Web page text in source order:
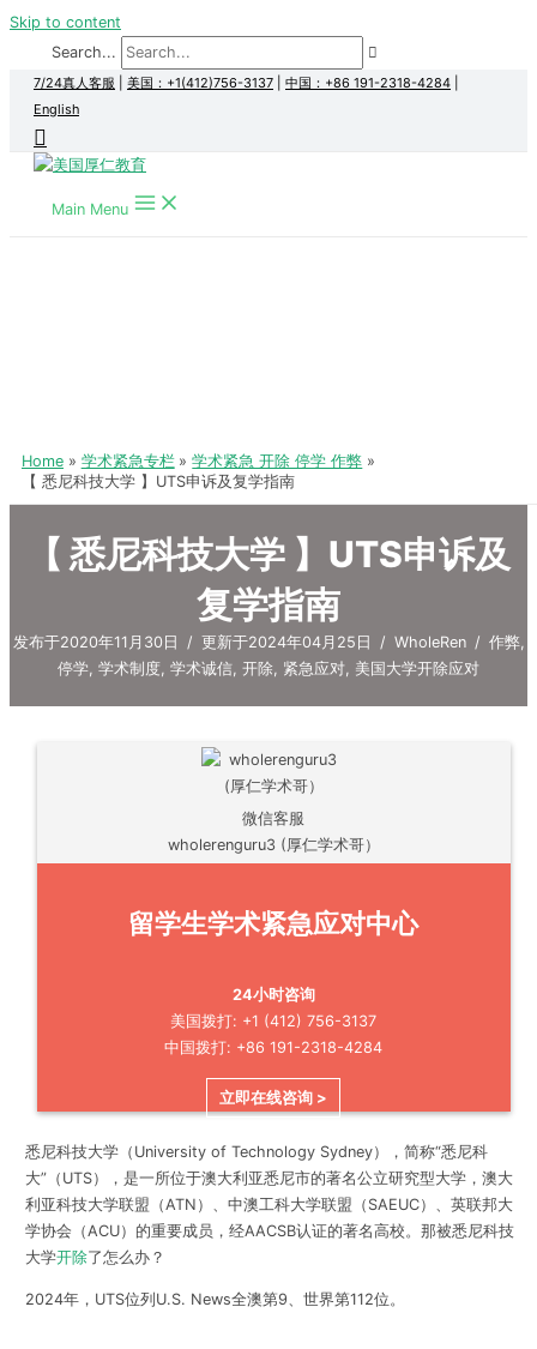
Skip to content
Search...
7/24真人客服 美国：+1(412)756-3137 中国：+86 191-2318-4284
English
Main Menu
Home 学术紧急专栏
学术紧急 开除 停学 作弊
【 悉尼科技大学 】UTS申诉及复学指南
【 悉尼科技大学 】UTS申诉及
复学指南
发布于2020年11月30日 / 更新于2024年04月25日 / WholeRen / 作弊,
停学, 学术制度, 学术诚信, 开除, 紧急应对, 美国大学开除应对
微信客服
wholerenguru3 (厚仁学术哥）
留学生学术紧急应对中心
24小时咨询
美国拨打: +1 (412) 756-3137
中国拨打: +86 191-2318-4284
立即在线咨询 >
悉尼科技大学（University of Technology Sydney），简称“悉尼科
大”（UTS），是一所位于澳大利亚悉尼市的著名公立研究型大学，澳大
利亚科技大学联盟（ATN）、中澳工科大学联盟（SAEUC）、英联邦大
学协会（ACU）的重要成员，经AACSB认证的著名高校。那被悉尼科技
大学开除了怎么办？
2024年，UTS位列U.S. News全澳第9、世界第112位。